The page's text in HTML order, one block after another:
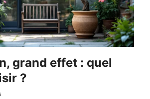
grand effet : quel
?